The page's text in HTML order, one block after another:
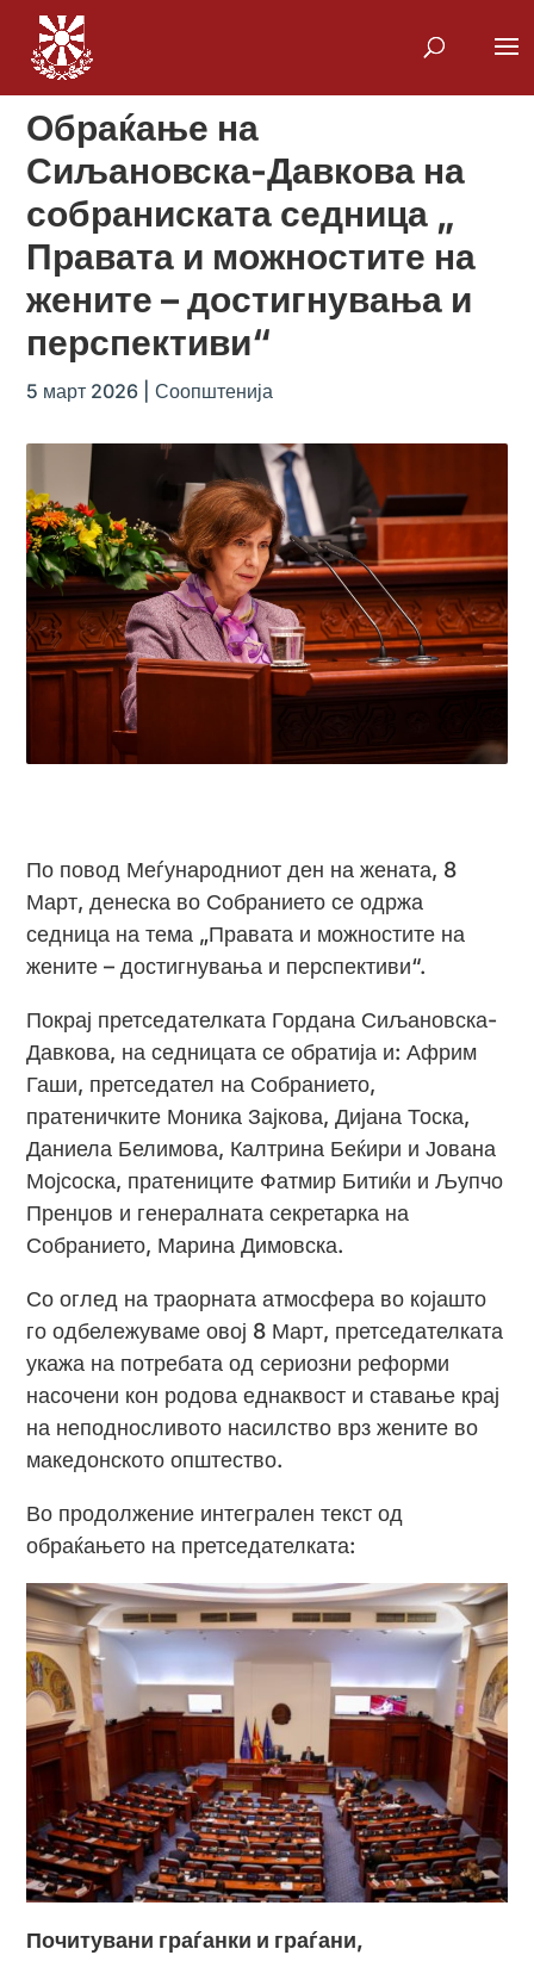
Обраќање на
Сиљановска-Давкова на
собраниската седница „
Правата и можностите на
жените – достигнувања и
перспективи“
5 март 2026 |Соопштенија
По повод Меѓународниот ден на жената, 8
Март, денеска во Собранието се одржа
седница на тема „Правата и можностите на
жените – достигнувања и перспективи“.
Покрај претседателката Гордана Сиљановска-
Давкова, на седницата се обратија и: Африм
Гаши, претседател на Собранието,
пратеничките Моника Зајкова, Дијана Тоска,
Даниела Белимова, Калтрина Беќири и Јована
Мојсоска, пратениците Фатмир Битиќи и Љупчо
Пренџов и генералната секретарка на
Собранието, Марина Димовска.
Со оглед на траорната атмосфера во којашто
го одбележуваме овој 8 Март, претседателката
укажа на потребата од сериозни реформи
насочени кон родова еднаквост и ставање крај
на неподносливото насилство врз жените во
македонското општество.
Во продолжение интегрален текст од
обраќањето на претседателката:
Почитувани граѓанки и граѓани,